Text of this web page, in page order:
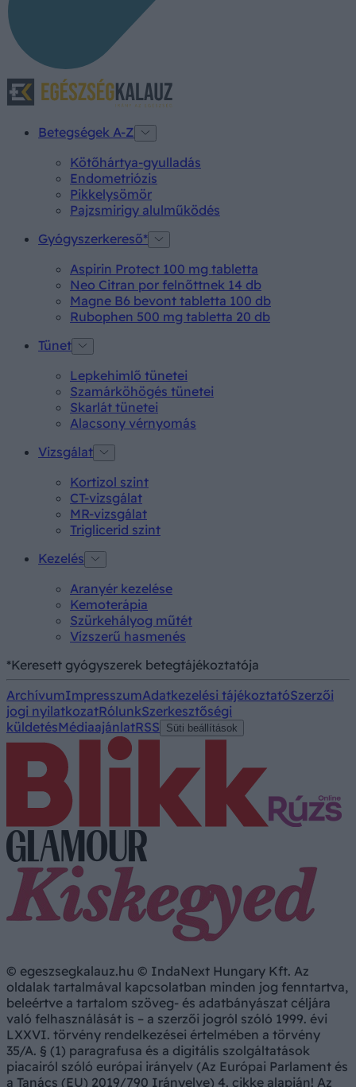
Betegségek A-Z
Kötőhártya-gyulladás
Endometriózis
Pikkelysömör
Pajzsmirigy alulműködés
Gyógyszerkereső*
Aspirin Protect 100 mg tabletta
Neo Citran por felnőttnek 14 db
Magne B6 bevont tabletta 100 db
Rubophen 500 mg tabletta 20 db
Tünet
Lepkehimlő tünetei
Szamárköhögés tünetei
Skarlát tünetei
Alacsony vérnyomás
Vizsgálat
Kortizol szint
CT-vizsgálat
MR-vizsgálat
Triglicerid szint
Kezelés
Aranyér kezelése
Kemoterápia
Szürkehályog műtét
Vízszerű hasmenés
*Keresett gyógyszerek betegtájékoztatója
ArchívumImpresszumAdatkezelési tájékoztatóSzerzői
jogi nyilatkozatRólunkSzerkesztőségi
küldetésMédiaajánlatRSS Süti beállítások
© egeszsegkalauz.hu © IndaNext Hungary Kft. Az
oldalak tartalmával kapcsolatban minden jog fenntartva,
beleértve a tartalom szöveg- és adatbányászat céljára
való felhasználását is – a szerzői jogról szóló 1999. évi
LXXVI. törvény rendelkezései értelmében a törvény
35/A. § (1) paragrafusa és a digitális szolgáltatások
piacairól szóló európai irányelv (Az Európai Parlament és
a Tanács (EU) 2019/790 Irányelve) 4. cikke alapján! Az